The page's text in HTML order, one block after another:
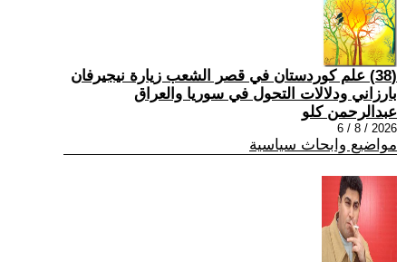
(38) علم كوردستان في قصر الشعب زيارة نيجيرفان
بارزاني ودلالات التحول في سوريا والعراق
عبدالرحمن كلو
2026 / 8 / 6
مواضيع وابحاث سياسية